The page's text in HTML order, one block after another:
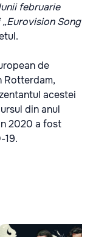
februarie
Song
de
Rotterdam,
acestei
din anul
2020 a fost
19.